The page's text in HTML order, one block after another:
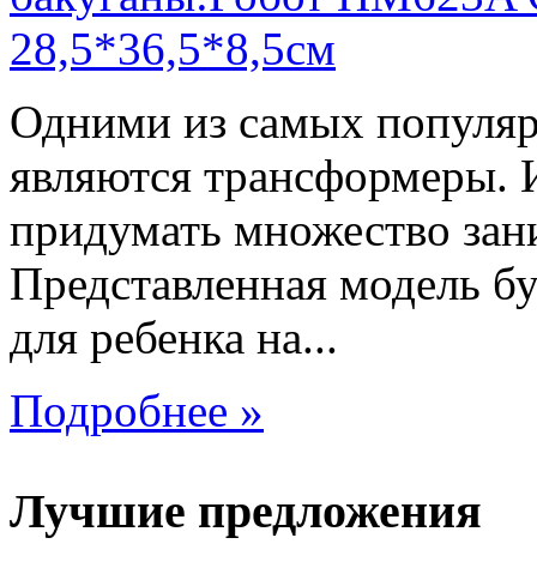
Одними из самых
являются
придумать множество
Представленная модель
для ребенка на...
Подробнее »
Лучшие предложения